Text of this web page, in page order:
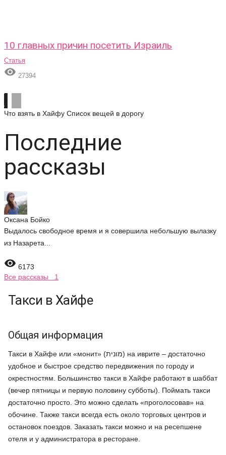
10 главных причин посетить Израиль
Статья
 27394
Что взять в Хайфу Список вещей в дорогу
Последние
рассказы
Оксана Бойко
Выдалось свободное время и я совершила небольшую вылазку
из Назарета...
 6173
Все рассказы 1
Такси в Хайфе
Общая информация
Такси в Хайфе или «монит» (מונית) на иврите – достаточно
удобное и быстрое средство передвижения по городу и
окрестностям. Большинство такси в Хайфе работают в шаббат
(вечер пятницы и первую половину субботы). Поймать такси
достаточно просто. Это можно сделать «проголосовав» на
обочине. Также такси всегда есть около торговых центров и
остановок поездов. Заказать такси можно и на ресепшене
отеля и у администратора в ресторане.